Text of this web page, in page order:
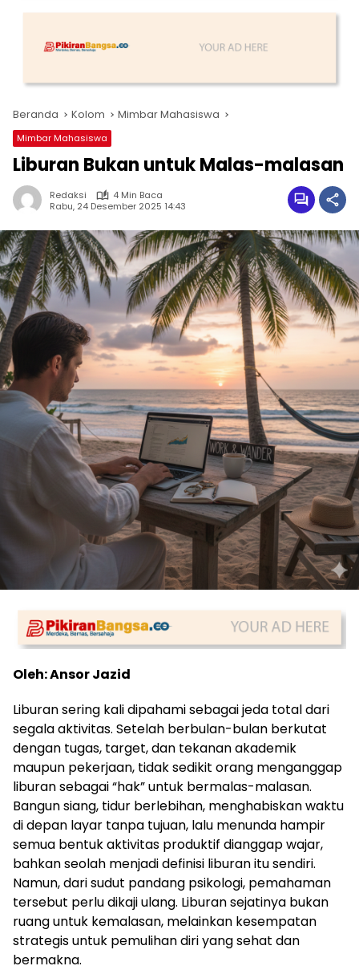
Beranda Kolom Mimbar Mahasiswa
Mimbar Mahasiswa
Liburan Bukan untuk Malas-malasan
Redaksi
4 Min Baca
Rabu, 24 Desember 2025 14:43
Oleh: Ansor Jazid
Liburan sering kali dipahami sebagai jeda total dari
segala aktivitas. Setelah berbulan-bulan berkutat
dengan tugas, target, dan tekanan akademik
maupun pekerjaan, tidak sedikit orang menganggap
liburan sebagai “hak” untuk bermalas-malasan.
Bangun siang, tidur berlebihan, menghabiskan waktu
di depan layar tanpa tujuan, lalu menunda hampir
semua bentuk aktivitas produktif dianggap wajar,
bahkan seolah menjadi definisi liburan itu sendiri.
Namun, dari sudut pandang psikologi, pemahaman
tersebut perlu dikaji ulang. Liburan sejatinya bukan
ruang untuk kemalasan, melainkan kesempatan
strategis untuk pemulihan diri yang sehat dan
bermakna.